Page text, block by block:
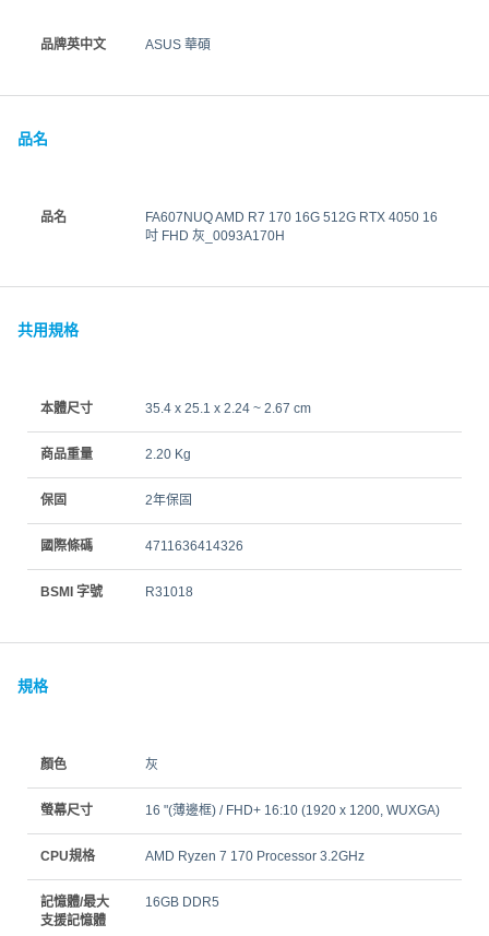
品牌英中文 ASUS 華碩
品名
品名
FA607NUQ AMD R7 170 16G 512G RTX 4050 16
吋 FHD 灰_0093A170H
共用規格
本體尺寸 35.4 x 25.1 x 2.24 ~ 2.67 cm
商品重量 2.20 Kg
保固 2年保固
國際條碼 4711636414326
BSMI 字號 R31018
規格
顏色 灰
螢幕尺寸 16 "(薄邊框) / FHD+ 16:10 (1920 x 1200, WUXGA)
CPU規格 AMD Ryzen 7 170 Processor 3.2GHz
記憶體/最大
支援記憶體
16GB DDR5